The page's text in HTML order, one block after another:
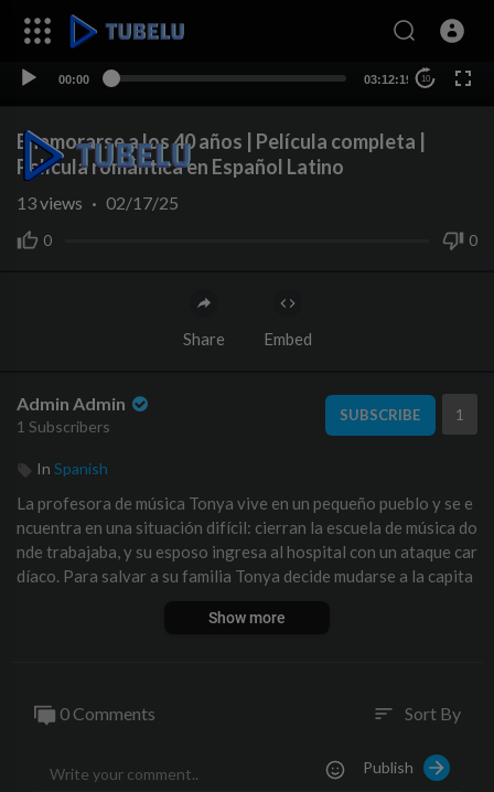
00:00 03:12:19 10
Enamorarse a los 40 años | Película completa |
Película romántica en Español Latino
0 0
13views · 02/17/25
Share Embed
Admin Admin
1 Subscribers
SUBSCRIBE 1
In Spanish
La profesora de música Tonya vive en un pequeño pueblo y se e
ncuentra en una situación difícil: cierran la escuela de música do
nde trabajaba, y su esposo ingresa al hospital con un ataque car
díaco. Para salvar a su familia Tonya decide mudarse a la capita
cia. Pero junto con el trabajo, Tonya encuentra algo que no esp
Show more
0 Comments sort Sort By
Publish